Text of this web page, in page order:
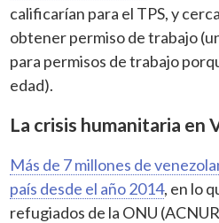
calificarían para el TPS, y
obtener permiso de trabajo
para permisos de trabajo
edad).
La crisis humanitaria en
Más de 7 millones de
país desde el año 2014, en lo
refugiados de la ONU